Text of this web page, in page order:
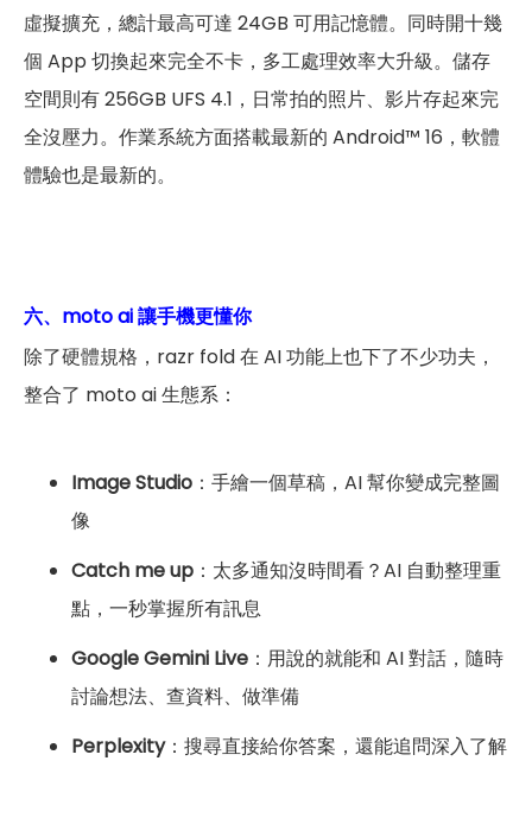
虛擬擴充，總計最高可達 24GB 可用記憶體。同時開十幾
個 App 切換起來完全不卡，多工處理效率大升級。儲存
空間則有 256GB UFS 4.1，日常拍的照片、影片存起來完
全沒壓力。作業系統方面搭載最新的 Android™ 16，軟體
體驗也是最新的。
六、moto ai 讓手機更懂你
除了硬體規格，razr fold 在 AI 功能上也下了不少功夫，
整合了 moto ai 生態系：
Image Studio ：手繪一個草稿，AI 幫你變成完整圖
像
Catch me up ：太多通知沒時間看？AI 自動整理重
點，一秒掌握所有訊息
Google Gemini Live ：用說的就能和 AI 對話，隨時
討論想法、查資料、做準備
Perplexity：搜尋直接給你答案，還能追問深入了解